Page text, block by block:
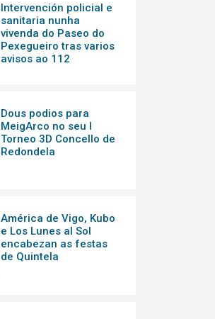
Intervención policial e
sanitaria nunha
vivenda do Paseo do
Pexegueiro tras varios
avisos ao 112
Dous podios para
MeigArco no seu I
Torneo 3D Concello de
Redondela
América de Vigo, Kubo
e Los Lunes al Sol
encabezan as festas
de Quintela